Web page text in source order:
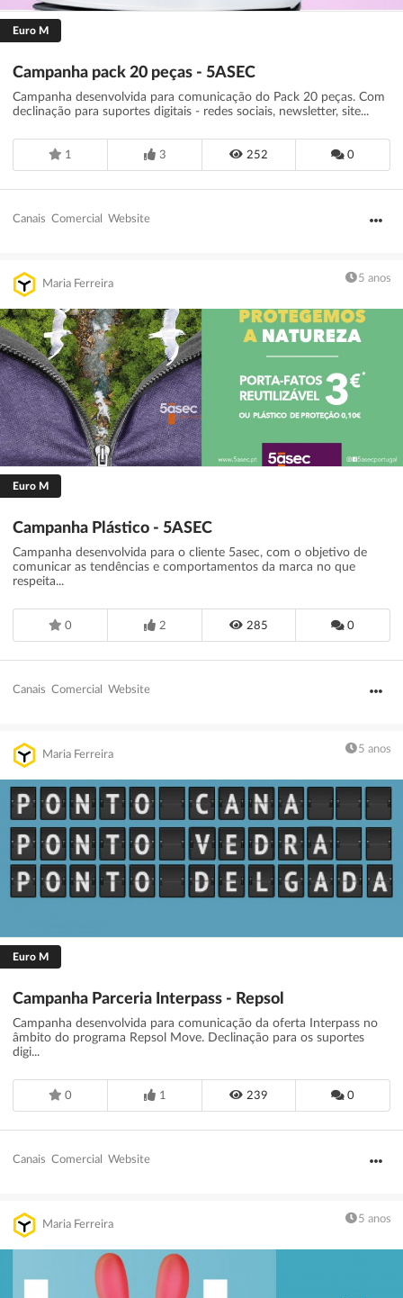
Euro M
Campanha pack 20 peças - 5ASEC
Campanha desenvolvida para comunicação do Pack 20 peças. Com
declinação para suportes digitais - redes sociais, newsletter, site...
1 3 252 0
Canais Comercial Website
Maria Ferreira 5 anos
Euro M
Campanha Plástico - 5ASEC
Campanha desenvolvida para o cliente 5asec, com o objetivo de
comunicar as tendências e comportamentos da marca no que
respeita...
0 2 285 0
Canais Comercial Website
Maria Ferreira 5 anos
Euro M
Campanha Parceria Interpass - Repsol
Campanha desenvolvida para comunicação da oferta Interpass no
âmbito do programa Repsol Move. Declinação para os suportes
digi...
0 1 239 0
Canais Comercial Website
Maria Ferreira 5 anos